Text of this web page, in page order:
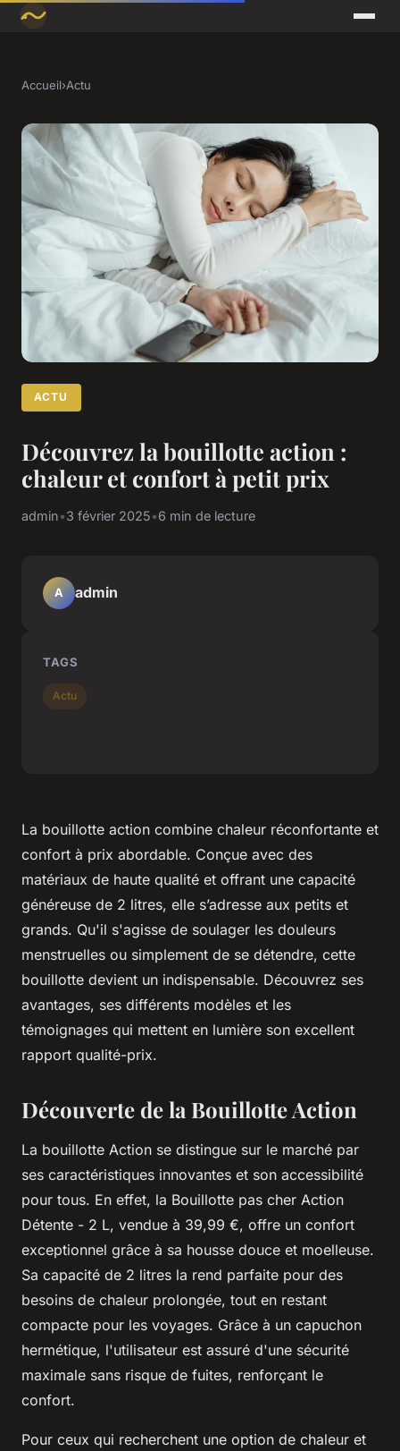
Accueil›Actu
ACTU
Découvrez la bouillotte action :
chaleur et confort à petit prix
admin•3 février 2025•6 min de lecture
La bouillotte action combine chaleur réconfortante et
confort à prix abordable. Conçue avec des
matériaux de haute qualité et offrant une capacité
généreuse de 2 litres, elle s’adresse aux petits et
grands. Qu'il s'agisse de soulager les douleurs
menstruelles ou simplement de se détendre, cette
bouillotte devient un indispensable. Découvrez ses
avantages, ses différents modèles et les
témoignages qui mettent en lumière son excellent
rapport qualité-prix.
Découverte de la Bouillotte Action
La bouillotte Action se distingue sur le marché par
ses caractéristiques innovantes et son accessibilité
pour tous. En effet, la Bouillotte pas cher Action
Détente - 2 L, vendue à 39,99 €, offre un confort
exceptionnel grâce à sa housse douce et moelleuse.
Sa capacité de 2 litres la rend parfaite pour des
besoins de chaleur prolongée, tout en restant
compacte pour les voyages. Grâce à un capuchon
hermétique, l'utilisateur est assuré d'une sécurité
maximale sans risque de fuites, renforçant le
confort.
Pour ceux qui recherchent une option de chaleur et
A admin
TAGS
Actu